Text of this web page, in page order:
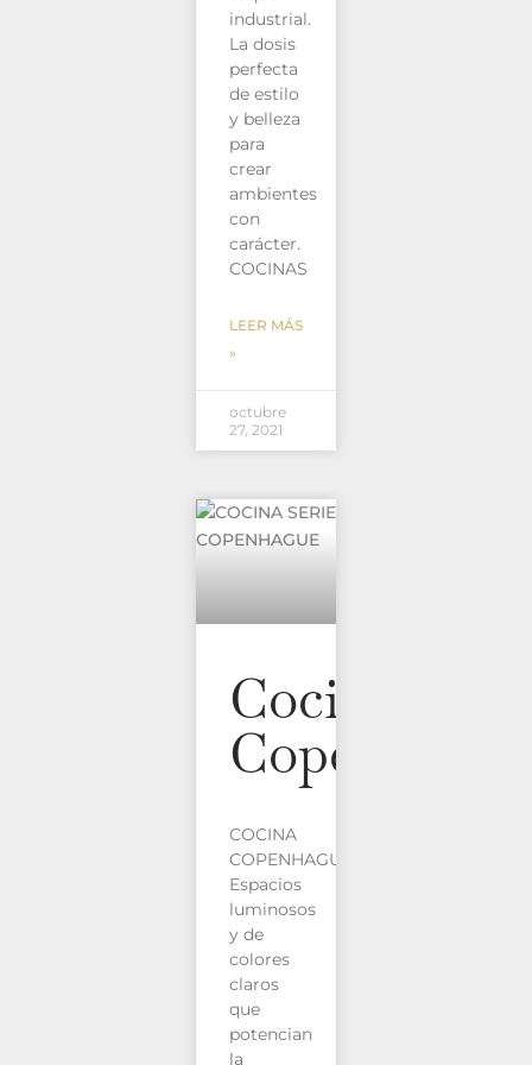
industrial.
La dosis
perfecta
de estilo
y belleza
para
crear
ambientes
con
carácter.
COCINAS
LEER MÁS
»
octubre
27, 2021
Cocina
Copenhague
COCINA
COPENHAGUE
Espacios
luminosos
y de
colores
claros
que
potencian
la